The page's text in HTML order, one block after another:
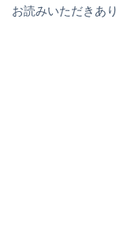
お読みいただきあ